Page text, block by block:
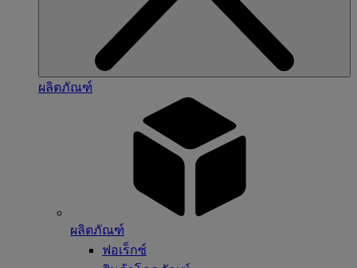
ผลิตภัณฑ์
ผลิตภัณฑ์
ฟอเร็กซ์